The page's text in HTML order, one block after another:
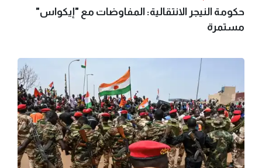
حكومة النيجر الانتقالية: المفاوضات مع "إيكواس"
مستمرة